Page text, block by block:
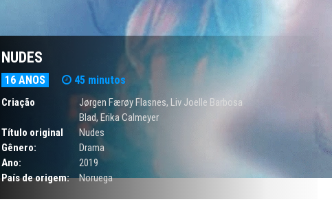
NUDES
16 ANOS 45 minutos
Criação
Jørgen Færøy Flasnes, Liv Joelle Barbosa
Blad, Erika Calmeyer
Título original
Nudes
Gênero:
Drama
Ano:
2019
País de origem:
Noruega